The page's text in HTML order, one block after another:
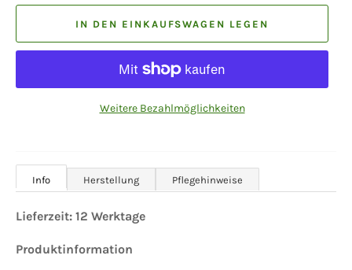
IN DEN EINKAUFSWAGEN LEGEN
Weitere Bezahlmöglichkeiten
Info Herstellung Pflegehinweise
Lieferzeit: 12 Werktage
Produktinformation